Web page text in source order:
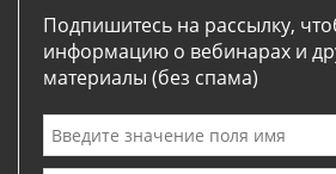
Подпишитесь на рассылку,
информацию о вебинарах и
материалы (без спама)